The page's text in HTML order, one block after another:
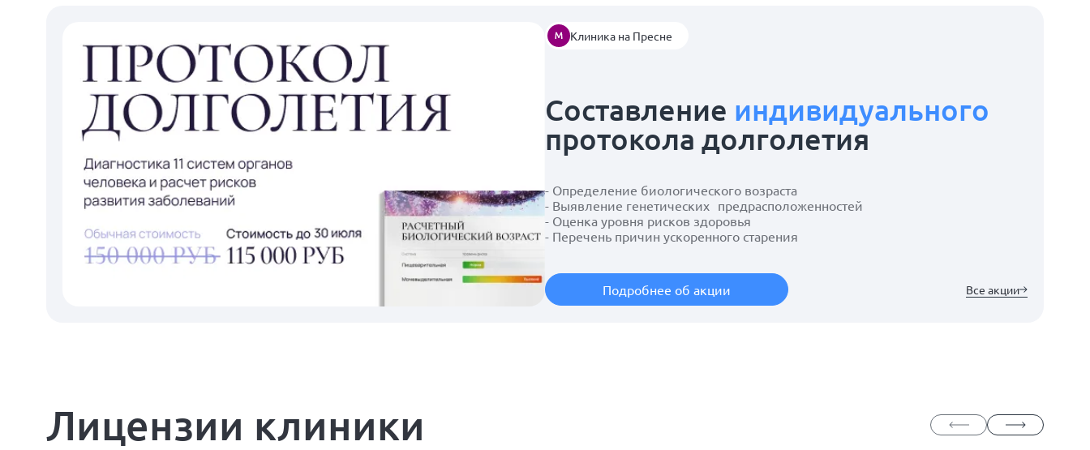
Клиника на Пресне
Составление индивидуального
протокола долголетия
- Определение биологического возраста
- Выявление генетических предрасположенностей
- Оценка уровня рисков здоровья
- Перечень причин ускоренного старения
Подробнее об акции Все акции
Лицензии клиники